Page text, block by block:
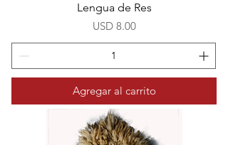
Lengua de Res
Precio
USD 8.00
Agregar al carrito